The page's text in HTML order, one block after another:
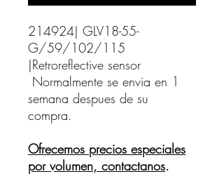
214924| GLV18-55-
G/59/102/115
|Retroreflective sensor
Normalmente se envia en 1
semana despues de su
compra.
Ofrecemos precios especiales
por volumen, contactanos.